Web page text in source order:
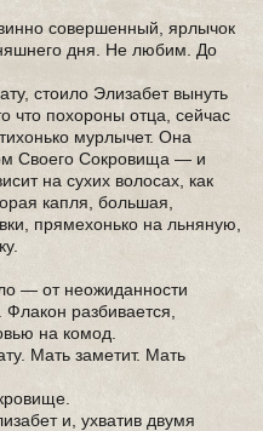
совершенный, ярлычок
дня. Не любим. До
стоило Элизабет вынуть
что похороны отца, сейчас
мурлычет. Она
Своего Сокровища — и
на сухих волосах, как
капля, большая,
прямехонько на льняную,
— от неожиданности
разбивается,
на комод.
Мать заметит. Мать
и, ухватив двумя